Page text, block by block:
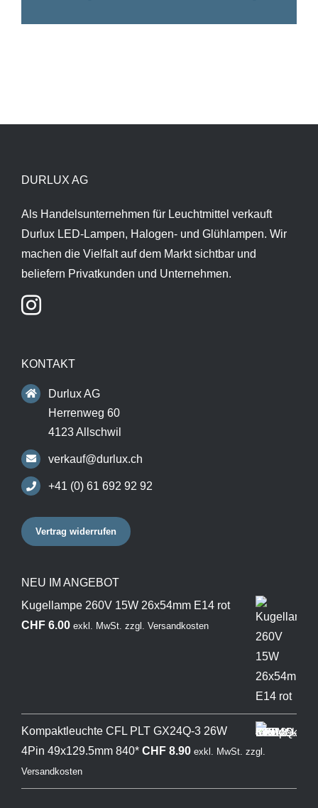
DURLUX AG
Als Handelsunternehmen für Leuchtmittel verkauft
Durlux LED-Lampen, Halogen- und Glühlampen. Wir
machen die Vielfalt auf dem Markt sichtbar und
beliefern Privatkunden und Unternehmen.
KONTAKT
Durlux AG
Herrenweg 60
4123 Allschwil
verkauf@durlux.ch
+41 (0) 61 692 92 92
Vertrag widerrufen
NEU IM ANGEBOT
Kugellampe 260V 15W 26x54mm E14 rot
CHF6.00 exkl. MwSt. zzgl. Versandkosten
Kompaktleuchte CFL PLT GX24Q-3 26W
4Pin 49x129.5mm 840* CHF8.90 exkl. MwSt. zzgl.
Versandkosten